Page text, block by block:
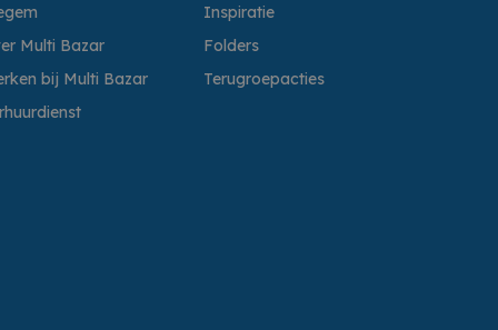
Multi Bazar
bij Multi Bazar
Inspiratie
Folders
Terugroepacties